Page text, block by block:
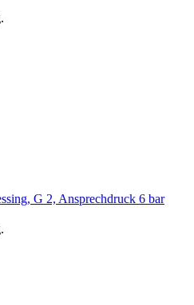
G 2, Ansprechdruck 6 bar